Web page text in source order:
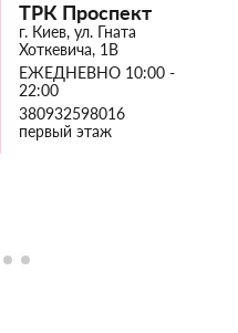
ТРК Проспект
г. Киев, ул. Гната
Хоткевича, 1В
ЕЖЕДНЕВНО 10:00 -
22:00
380932598016
первый этаж